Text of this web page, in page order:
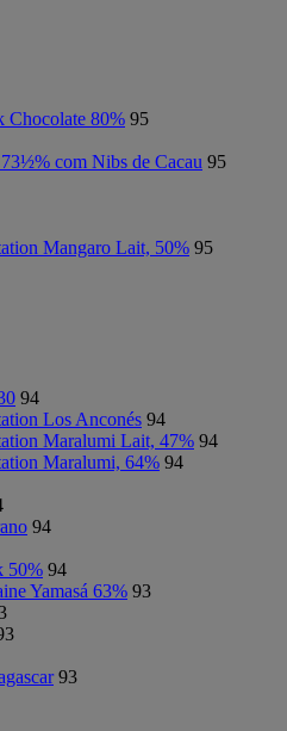
Chocolate 80% 95
com Nibs de Cacau 95
Mangaro Lait, 50% 95
94
Los Anconés 94
Maralumi Lait, 47% 94
Maralumi, 64% 94
94
50% 94
Yamasá 63% 93
93